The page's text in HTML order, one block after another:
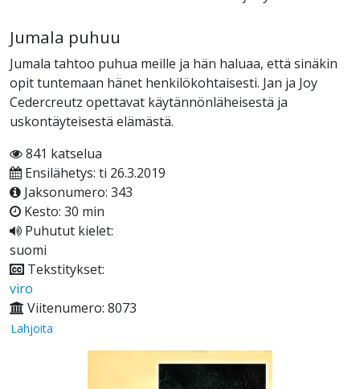
Jumala puhuu
Jumala tahtoo puhua meille ja hän haluaa, että sinäkin
opit tuntemaan hänet henkilökohtaisesti. Jan ja Joy
Cedercreutz opettavat käytännönläheisestä ja
uskontäyteisestä elämästä.
841 katselua
Ensilähetys: ti 26.3.2019
Jaksonumero: 343
Kesto: 30 min
Puhutut kielet:
suomi
Tekstitykset:
viro
Viitenumero: 8073
Lahjoita